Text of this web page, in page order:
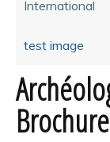
International
test image